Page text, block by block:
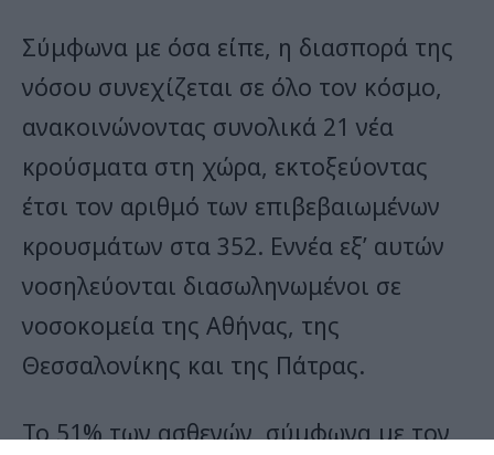
Σύμφωνα με όσα είπε, η διασπορά της
νόσου συνεχίζεται σε όλο τον κόσμο,
ανακοινώνοντας συνολικά 21 νέα
κρούσματα στη χώρα, εκτοξεύοντας
έτσι τον αριθμό των επιβεβαιωμένων
κρουσμάτων στα 352. Εννέα εξ’ αυτών
νοσηλεύονται διασωληνωμένοι σε
νοσοκομεία της Αθήνας, της
Θεσσαλονίκης και της Πάτρας.
Το 51% των ασθενών, σύμφωνα με τον